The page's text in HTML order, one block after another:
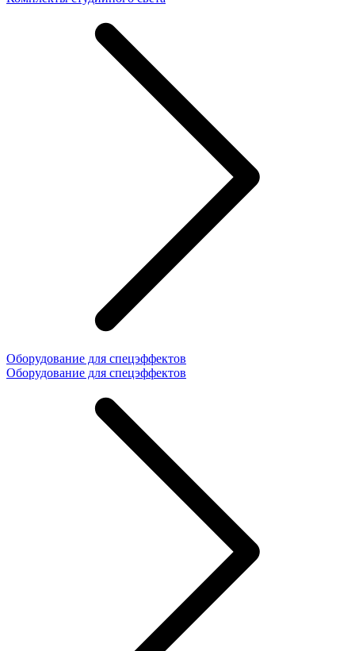
Оборудование для спецэффектов
Оборудование для спецэффектов